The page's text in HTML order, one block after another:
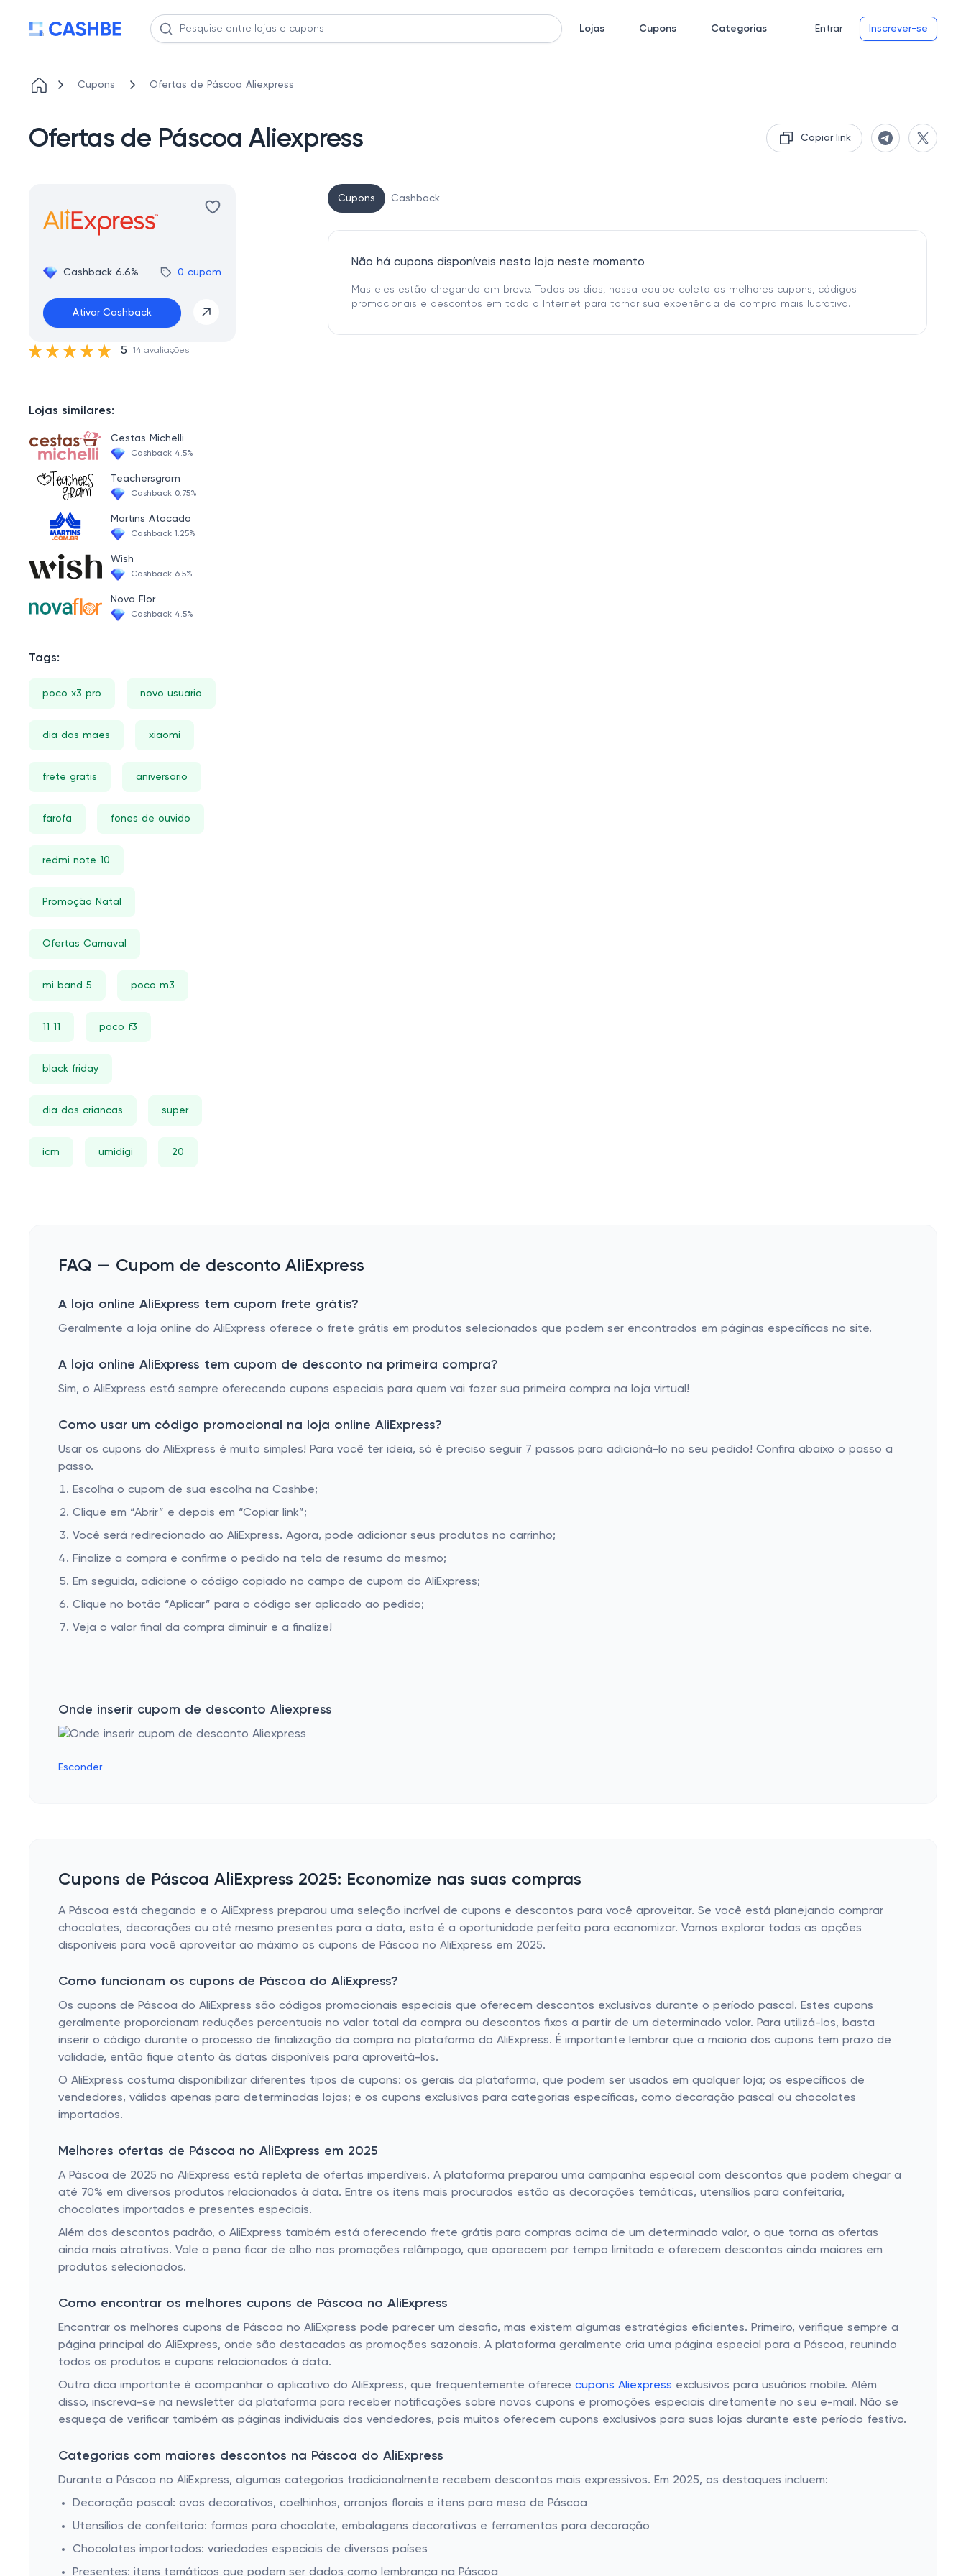
Lojas Cupons Categorias Entrar Inscrever-se
Cupons Ofertas de Páscoa Aliexpress
Ofertas de Páscoa Aliexpress Copiar link
Cashback 6.6% 0 cupom
Ativar Cashback
5 14 avaliações
Lojas similares:
Cestas Michelli
Cashback 4.5%
Teachersgram
Cashback 0.75%
Martins Atacado
Cashback 1.25%
Wish
Cashback 6.5%
Nova Flor
Cashback 4.5%
Tags:
poco x3 pro novo usuario
dia das maes xiaomi
frete gratis aniversario
farofa fones de ouvido
redmi note 10
Promoção Natal
Ofertas Carnaval
mi band 5 poco m3
11 11 poco f3
black friday
dia das criancas super
icm umidigi 20
Cupons Cashback
Não há cupons disponíveis nesta loja neste momento
Mas eles estão chegando em breve. Todos os dias, nossa equipe coleta os melhores cupons, códigos
promocionais e descontos em toda a Internet para tornar sua experiência de compra mais lucrativa.
FAQ — Cupom de desconto AliExpress
A loja online AliExpress tem cupom frete grátis?
Geralmente a loja online do AliExpress oferece o frete grátis em produtos selecionados que podem ser encontrados em páginas específicas no site.
A loja online AliExpress tem cupom de desconto na primeira compra?
Sim, o AliExpress está sempre oferecendo cupons especiais para quem vai fazer sua primeira compra na loja virtual!
Como usar um código promocional na loja online AliExpress?
Usar os cupons do AliExpress é muito simples! Para você ter ideia, só é preciso seguir 7 passos para adicioná-lo no seu pedido! Confira abaixo o passo a
passo.
Escolha o cupom de sua escolha na Cashbe;
Clique em “Abrir” e depois em “Copiar link”;
Você será redirecionado ao AliExpress. Agora, pode adicionar seus produtos no carrinho;
Finalize a compra e confirme o pedido na tela de resumo do mesmo;
Em seguida, adicione o código copiado no campo de cupom do AliExpress;
Clique no botão “Aplicar” para o código ser aplicado ao pedido;
Veja o valor final da compra diminuir e a finalize!
Onde inserir cupom de desconto Aliexpress
Esconder
Cupons de Páscoa AliExpress 2025: Economize nas suas compras
A Páscoa está chegando e o AliExpress preparou uma seleção incrível de cupons e descontos para você aproveitar. Se você está planejando comprar
chocolates, decorações ou até mesmo presentes para a data, esta é a oportunidade perfeita para economizar. Vamos explorar todas as opções
disponíveis para você aproveitar ao máximo os cupons de Páscoa no AliExpress em 2025.
Como funcionam os cupons de Páscoa do AliExpress?
Os cupons de Páscoa do AliExpress são códigos promocionais especiais que oferecem descontos exclusivos durante o período pascal. Estes cupons
geralmente proporcionam reduções percentuais no valor total da compra ou descontos fixos a partir de um determinado valor. Para utilizá-los, basta
inserir o código durante o processo de finalização da compra na plataforma do AliExpress. É importante lembrar que a maioria dos cupons tem prazo de
validade, então fique atento às datas disponíveis para aproveitá-los.
O AliExpress costuma disponibilizar diferentes tipos de cupons: os gerais da plataforma, que podem ser usados em qualquer loja; os específicos de
vendedores, válidos apenas para determinadas lojas; e os cupons exclusivos para categorias específicas, como decoração pascal ou chocolates
importados.
Melhores ofertas de Páscoa no AliExpress em 2025
A Páscoa de 2025 no AliExpress está repleta de ofertas imperdíveis. A plataforma preparou uma campanha especial com descontos que podem chegar a
até 70% em diversos produtos relacionados à data. Entre os itens mais procurados estão as decorações temáticas, utensílios para confeitaria,
chocolates importados e presentes especiais.
Além dos descontos padrão, o AliExpress também está oferecendo frete grátis para compras acima de um determinado valor, o que torna as ofertas
ainda mais atrativas. Vale a pena ficar de olho nas promoções relâmpago, que aparecem por tempo limitado e oferecem descontos ainda maiores em
produtos selecionados.
Como encontrar os melhores cupons de Páscoa no AliExpress
Encontrar os melhores cupons de Páscoa no AliExpress pode parecer um desafio, mas existem algumas estratégias eficientes. Primeiro, verifique sempre a
página principal do AliExpress, onde são destacadas as promoções sazonais. A plataforma geralmente cria uma página especial para a Páscoa, reunindo
todos os produtos e cupons relacionados à data.
Outra dica importante é acompanhar o aplicativo do AliExpress, que frequentemente oferece cupons Aliexpress exclusivos para usuários mobile. Além
disso, inscreva-se na newsletter da plataforma para receber notificações sobre novos cupons e promoções especiais diretamente no seu e-mail. Não se
esqueça de verificar também as páginas individuais dos vendedores, pois muitos oferecem cupons exclusivos para suas lojas durante este período festivo.
Categorias com maiores descontos na Páscoa do AliExpress
Durante a Páscoa no AliExpress, algumas categorias tradicionalmente recebem descontos mais expressivos. Em 2025, os destaques incluem:
Decoração pascal: ovos decorativos, coelhinhos, arranjos florais e itens para mesa de Páscoa
Utensílios de confeitaria: formas para chocolate, embalagens decorativas e ferramentas para decoração
Chocolates importados: variedades especiais de diversos países
Presentes: itens temáticos que podem ser dados como lembrança na Páscoa